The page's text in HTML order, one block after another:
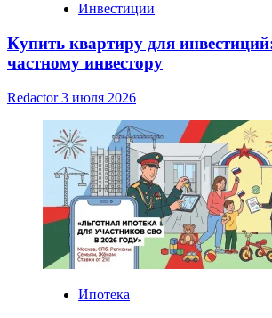
Инвестиции
Купить квартиру для
частному инвестору
Redactor3 июля 2026
Ипотека